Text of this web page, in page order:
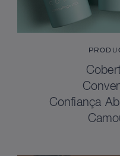
Confiança